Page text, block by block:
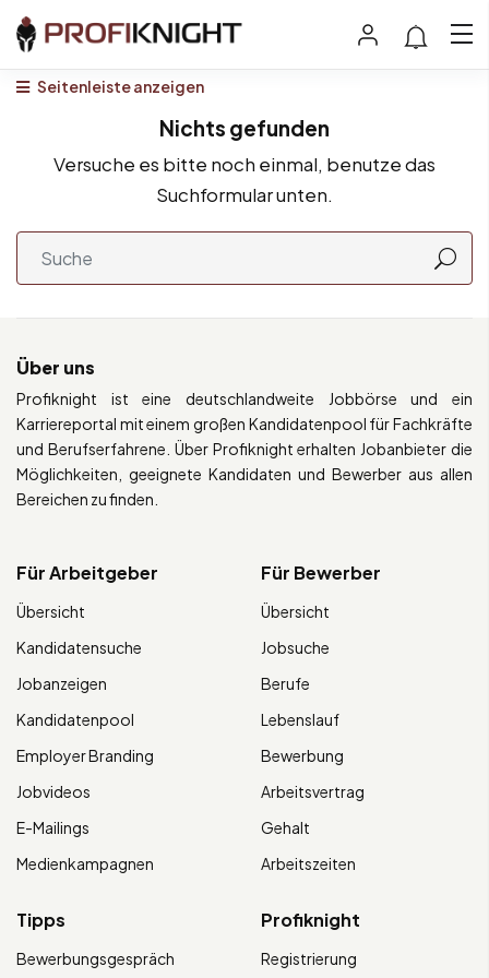
Seitenleiste anzeigen
Nichts gefunden
Versuche es bitte noch einmal, benutze das
Suchformular unten.
Über uns
Profiknight ist eine deutschlandweite Jobbörse und ein
Karriereportal mit einem großen Kandidatenpool für Fachkräfte
und Berufserfahrene. Über Profiknight erhalten Jobanbieter die
Möglichkeiten, geeignete Kandidaten und Bewerber aus allen
Bereichen zu finden.
Für Arbeitgeber
Übersicht
Kandidatensuche
Jobanzeigen
Kandidatenpool
Employer Branding
Jobvideos
E-Mailings
Medienkampagnen
Für Bewerber
Übersicht
Jobsuche
Berufe
Lebenslauf
Bewerbung
Arbeitsvertrag
Gehalt
Arbeitszeiten
Tipps
Bewerbungsgespräch
Profiknight
Registrierung